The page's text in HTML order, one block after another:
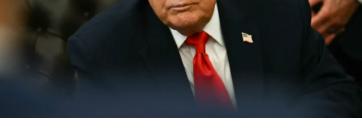
gjitha shtëpitë në Zllash dhe e kanë garantuar shkollën dhe
shtëpitë që dukeshin nga kodra e Zllashit të Vogël.
Sopi ka thënë se në kohën e garantimeve serbe ai me një
grup ushtarësh nuk janë larguar nga Zllashi por kanë qenë
në male deri në largimin e forcave serbe.